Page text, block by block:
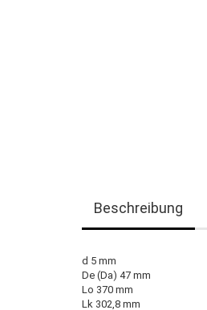
Beschreibung
d 5 mm
De (Da) 47 mm
Lo 370 mm
Lk 302,8 mm